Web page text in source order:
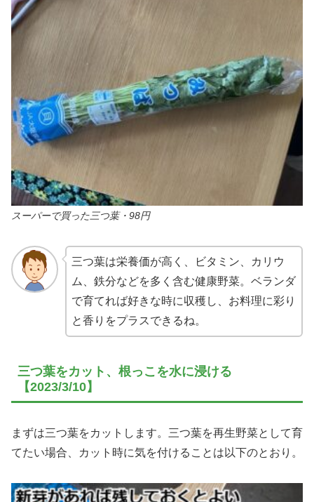
スーパーで買った三つ葉・98円
三つ葉は栄養価が高く、ビタミン、カリウ
ム、鉄分などを多く含む健康野菜。ベランダ
で育てれば好きな時に収穫し、お料理に彩り
と香りをプラスできるね。
三つ葉をカット、根っこを水に浸ける
【2023/3/10】
まずは三つ葉をカットします。三つ葉を再生野菜として育
てたい場合、カット時に気を付けることは以下のとおり。